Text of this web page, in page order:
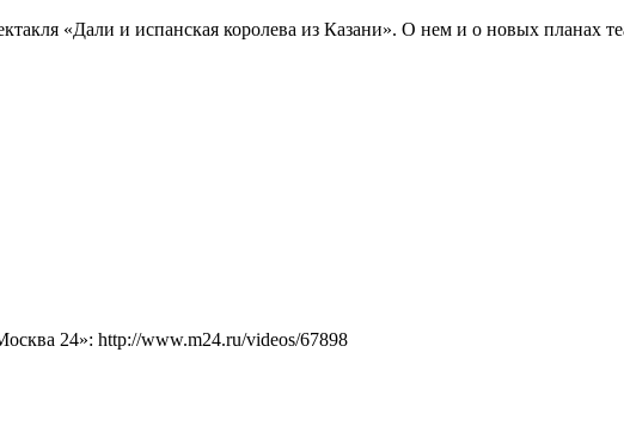
«Дали и испанская королева из Казани». О нем и о новых планах
24»: http://www.m24.ru/videos/67898